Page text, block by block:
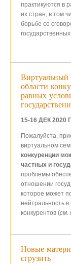
практикуются в
их стран, в том
борьбе со
государственных
Виртуальный
области
равных
15-16 ДЕК 2020
Пожалуйста,
виртуальном
конкуренции
частных и
проблемы
отношении
которое может
нейтральность
конкурентов (см.
Новые
сгрузить